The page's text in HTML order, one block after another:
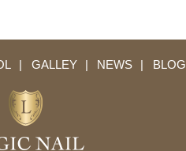
GALLEY NEWS BLOG